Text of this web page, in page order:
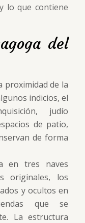
lo que contiene
del
proximidad de la
indicios, el
judío
de patio,
de forma
en tres naves
originales, los
y ocultos en
que se
La estructura